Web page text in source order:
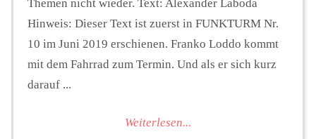
Unterstützen
Themen nicht wieder. Text: Alexander Laboda
Hinweis: Dieser Text ist zuerst in FUNKTURM Nr.
10 im Juni 2019 erschienen. Franko Loddo kommt
mit dem Fahrrad zum Termin. Und als er sich kurz
darauf ...
Weiterlesen...